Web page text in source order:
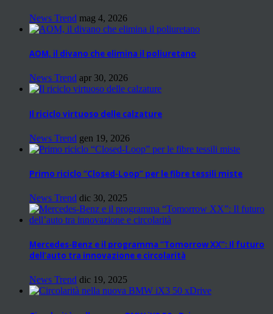
News Trend mag 4, 2026
AOM, il divano che elimina il poliuretano
News Trend apr 30, 2026
Il riciclo virtuoso delle calzature
News Trend gen 19, 2026
Primo riciclo “Closed-Loop” per le fibre tessili miste
News Trend dic 30, 2025
Mercedes-Benz e il programma “Tomorrow XX”: Il futuro
dell’auto tra innovazione e circolarità
News Trend dic 19, 2025